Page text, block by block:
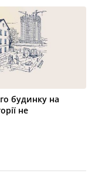
будинку на
не